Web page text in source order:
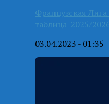
Французская Лига
таблица-2025/
03.04.2023 - 01:35